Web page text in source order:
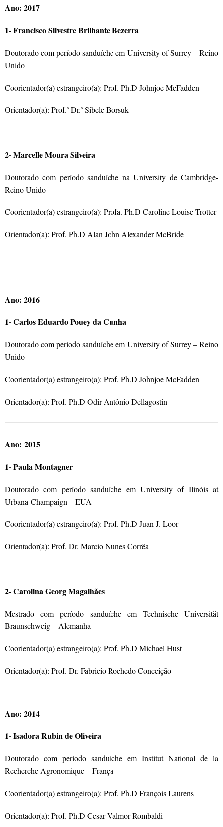
Ano: 2017
1- Francisco Silvestre Brilhante Bezerra
Doutorado com período sanduíche em University of Surrey – Reino
Unido
Coorientador(a) estrangeiro(a): Prof. Ph.D Johnjoe McFadden
Orientador(a): Prof.ª Dr.ª Sibele Borsuk
2- Marcelle Moura Silveira
Doutorado com período sanduíche na University de Cambridge-
Reino Unido
Coorientador(a) estrangeiro(a): Profa. Ph.D Caroline Louise Trotter
Orientador(a): Prof. Ph.D Alan John Alexander McBride
Ano: 2016
1- Carlos Eduardo Pouey da Cunha
Doutorado com período sanduíche em University of Surrey – Reino
Unido
Coorientador(a) estrangeiro(a): Prof. Ph.D Johnjoe McFadden
Orientador(a): Prof. Ph.D Odir Antônio Dellagostin
Ano: 2015
1- Paula Montagner
Doutorado com período sanduíche em University of Ilinóis at
Urbana-Champaign – EUA
Coorientador(a) estrangeiro(a): Prof. Ph.D Juan J. Loor
Orientador(a): Prof. Dr. Marcio Nunes Corrêa
2- Carolina Georg Magalhães
Mestrado com período sanduíche em Technische Universität
Braunschweig – Alemanha
Coorientador(a) estrangeiro(a): Prof. Ph.D Michael Hust
Orientador(a): Prof. Dr. Fabricio Rochedo Conceição
Ano: 2014
1- Isadora Rubin de Oliveira
Doutorado com período sanduíche em Institut National de la
Recherche Agronomique – França
Coorientador(a) estrangeiro(a): Prof. Ph.D François Laurens
Orientador(a): Prof. Ph.D Cesar Valmor Rombaldi